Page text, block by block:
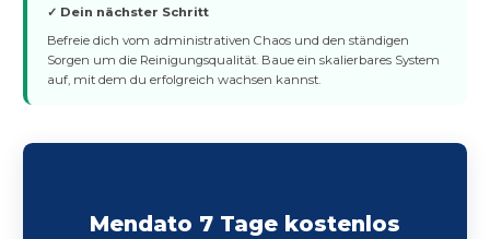
✓ Dein nächster Schritt
Befreie dich vom administrativen Chaos und den ständigen
Sorgen um die Reinigungsqualität. Baue ein skalierbares System
auf, mit dem du erfolgreich wachsen kannst.
Mendato 7 Tage kostenlos